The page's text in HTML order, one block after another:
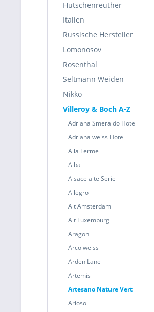
Hutschenreuther
Italien
Russische Hersteller
Lomonosov
Rosenthal
Seltmann Weiden
Nikko
Villeroy & Boch A-Z
Adriana Smeraldo Hotel
Adriana weiss Hotel
A la Ferme
Alba
Alsace alte Serie
Allegro
Alt Amsterdam
Alt Luxemburg
Aragon
Arco weiss
Arden Lane
Artemis
Artesano Nature Vert
Arioso